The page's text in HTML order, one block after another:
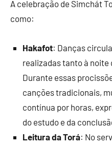
A celebração de Simchát
como:
Hakafot: Danças
realizadas tanto à noite
Durante essas
canções tradicionais,
contínua por horas,
do estudo e da
Leitura da Torá: No